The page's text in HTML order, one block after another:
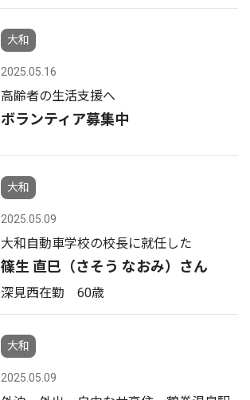
大和
2025.05.16
高齢者の生活支援へ
ボランティア募集中
大和
2025.05.09
大和自動車学校の校長に就任した
篠生 直巳（さそう なおみ）さん
深見西在勤 60歳
大和
2025.05.09